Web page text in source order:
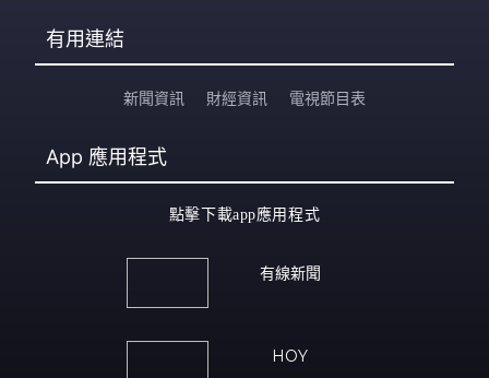
有用連結
新聞資訊 財經資訊 電視節目表
App 應用程式
點擊下載app應用程式
有線新聞
HOY